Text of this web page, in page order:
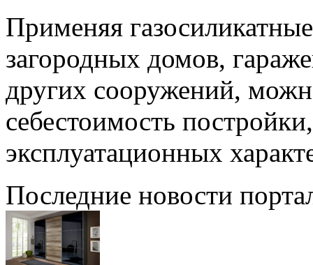
Применяя
загородных домов,
других сооружений,
себестоимость
эксплуатационных
Последние новости